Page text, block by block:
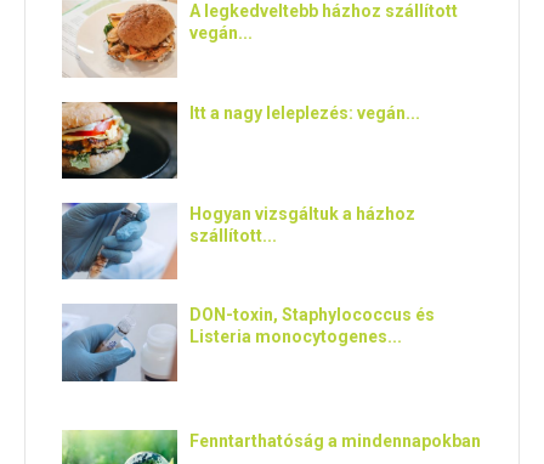
A legkedveltebb házhoz szállított
vegán...
Itt a nagy leleplezés: vegán...
Hogyan vizsgáltuk a házhoz
szállított...
DON-toxin, Staphylococcus és
Listeria monocytogenes...
Fenntarthatóság a mindennapokban